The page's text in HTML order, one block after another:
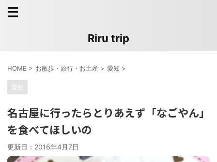
Riru trip
HOME > お散歩・旅行・お土産 > 愛知 >
愛知
名古屋に行ったらとりあえず「なごやん」
を食べてほしいの
更新日： 2016年4月7日